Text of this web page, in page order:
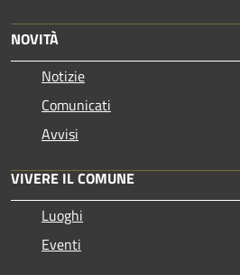
NOVITÀ
Notizie
Comunicati
Avvisi
VIVERE IL COMUNE
Luoghi
Eventi